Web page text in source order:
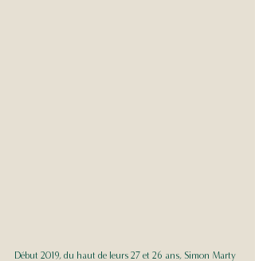
Début 2019, du haut de leurs 27 et 26 ans, Simon Marty